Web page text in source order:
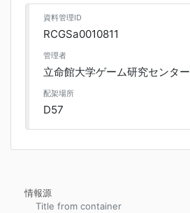
資料管理ID
RCGSa0010811
管理者
立命館大学ゲーム研究センター
配架場所
D57
情報源
Title from container